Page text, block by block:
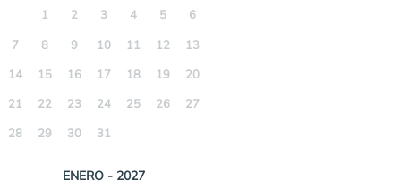
1 2 3 4 5
6
7
8 9 10 11 12
13
14
15 16 17 18 19
20
21
22 23 24 25 26
27
28
29 30 31
ENERO - 2027